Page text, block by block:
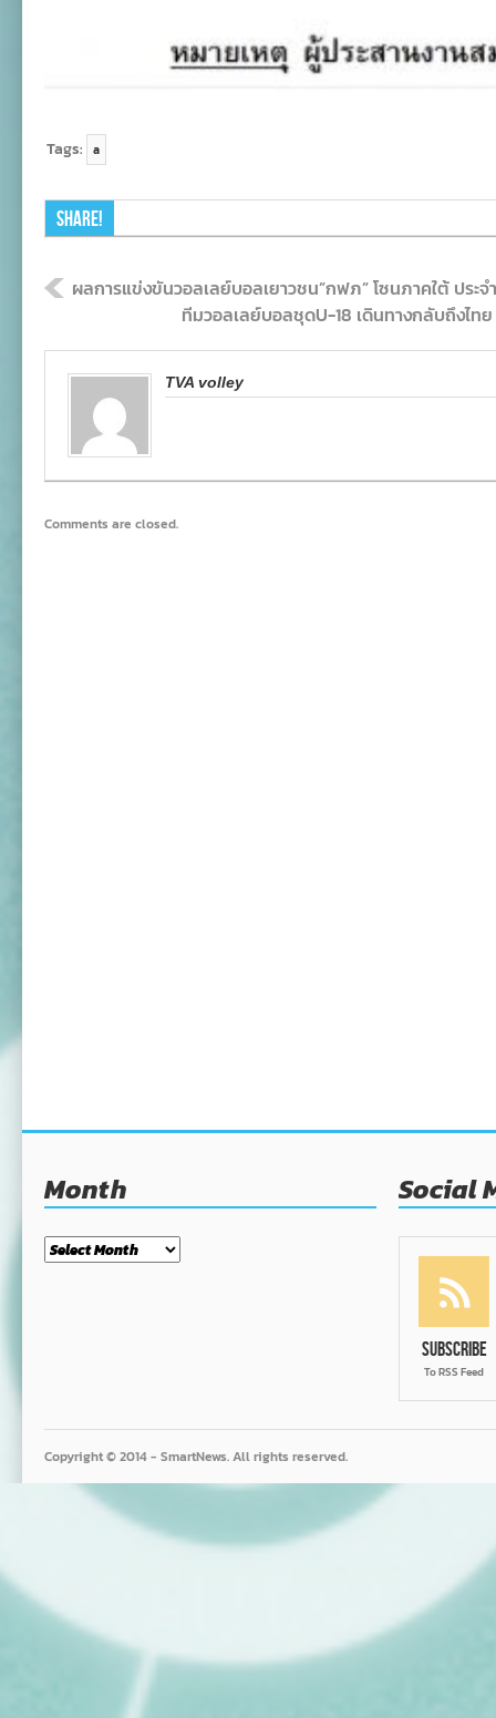
Tags: a
Share!
ผลการแข่งขันวอลเลย์บอลเยาวชน”กฟภ” โซนภาคใต้ ประจ
ทีมวอลเลย์บอลชุดU-18 เดินทางกลับถึงไท
TVA volley
Comments are closed.
Month
Month
Social
Subscribe
To RSS Feed
Copyright © 2014 - SmartNews. All rights reserved.